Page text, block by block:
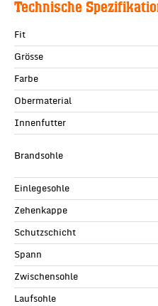
Technische
Fit
Grösse
Farbe
Obermaterial
Innenfutter
Brandsohle
Einlegesohle
Zehenkappe
Schutzschicht
Spann
Zwischensohle
Laufsohle